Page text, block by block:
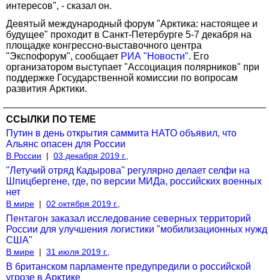
интересов", - сказал он.
Девятый международный форум "Арктика: настоящее и
будущее" проходит в Санкт-Петербурге 5-7 декабря на
площадке конгрессно-выставочного центра
"Экспофорум", сообщает РИА "Новости". Его
организатором выступает "Ассоциация полярников" при
поддержке Государственной комиссии по вопросам
развития Арктики.
ССЫЛКИ ПО ТЕМЕ
Путин в день открытия саммита НАТО объявил, что
Альянс опасен для России
В России | 03 декабря 2019 г.,
"Летучий отряд Кадырова" регулярно делает селфи на
Шпицбергене, где, по версии МИДа, российских военных
нет
В мире | 02 октября 2019 г.,
Пентагон заказал исследование северных территорий
России для улучшения логистики "мобилизационных нужд
США"
В мире | 31 июля 2019 г.,
В британском парламенте предупредили о российской
угрозе в Арктике